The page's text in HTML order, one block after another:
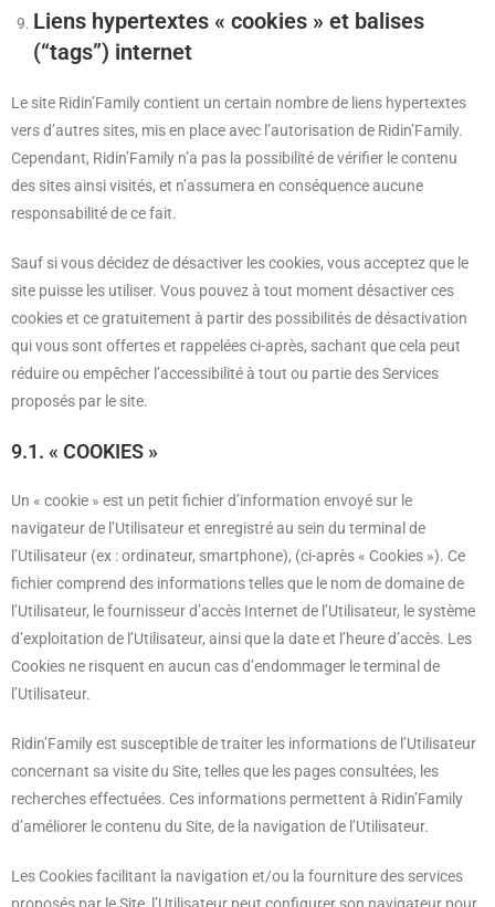
Liens hypertextes « cookies » et balises
(“tags”) internet
Le site Ridin’Family contient un certain nombre de liens hypertextes
vers d’autres sites, mis en place avec l’autorisation de Ridin’Family.
Cependant, Ridin’Family n’a pas la possibilité de vérifier le contenu
des sites ainsi visités, et n’assumera en conséquence aucune
responsabilité de ce fait.
Sauf si vous décidez de désactiver les cookies, vous acceptez que le
site puisse les utiliser. Vous pouvez à tout moment désactiver ces
cookies et ce gratuitement à partir des possibilités de désactivation
qui vous sont offertes et rappelées ci-après, sachant que cela peut
réduire ou empêcher l’accessibilité à tout ou partie des Services
proposés par le site.
9.1. « COOKIES »
Un « cookie » est un petit fichier d’information envoyé sur le
navigateur de l’Utilisateur et enregistré au sein du terminal de
l’Utilisateur (ex : ordinateur, smartphone), (ci-après « Cookies »). Ce
fichier comprend des informations telles que le nom de domaine de
l’Utilisateur, le fournisseur d’accès Internet de l’Utilisateur, le système
d’exploitation de l’Utilisateur, ainsi que la date et l’heure d’accès. Les
Cookies ne risquent en aucun cas d’endommager le terminal de
l’Utilisateur.
Ridin’Family est susceptible de traiter les informations de l’Utilisateur
concernant sa visite du Site, telles que les pages consultées, les
recherches effectuées. Ces informations permettent à Ridin’Family
d’améliorer le contenu du Site, de la navigation de l’Utilisateur.
Les Cookies facilitant la navigation et/ou la fourniture des services